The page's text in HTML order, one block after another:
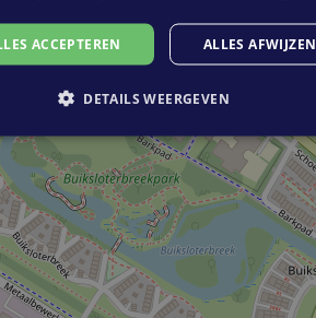
ACCEPTEREN ALLES AFWIJZEN
DETAILS WEERGEVEN